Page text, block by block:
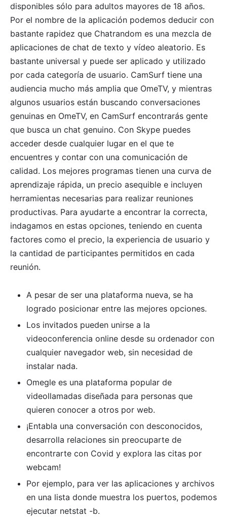
disponibles sólo para adultos mayores de 18 años.
Por el nombre de la aplicación podemos deducir con
bastante rapidez que Chatrandom es una mezcla de
aplicaciones de chat de texto y vídeo aleatorio. Es
bastante universal y puede ser aplicado y utilizado
por cada categoría de usuario. CamSurf tiene una
audiencia mucho más amplia que OmeTV, y mientras
algunos usuarios están buscando conversaciones
genuinas en OmeTV, en CamSurf encontrarás gente
que busca un chat genuino. Con Skype puedes
acceder desde cualquier lugar en el que te
encuentres y contar con una comunicación de
calidad. Los mejores programas tienen una curva de
aprendizaje rápida, un precio asequible e incluyen
herramientas necesarias para realizar reuniones
productivas. Para ayudarte a encontrar la correcta,
indagamos en estas opciones, teniendo en cuenta
factores como el precio, la experiencia de usuario y
la cantidad de participantes permitidos en cada
reunión.
A pesar de ser una plataforma nueva, se ha
logrado posicionar entre las mejores opciones.
Los invitados pueden unirse a la
videoconferencia online desde su ordenador con
cualquier navegador web, sin necesidad de
instalar nada.
Omegle es una plataforma popular de
videollamadas diseñada para personas que
quieren conocer a otros por web.
¡Entabla una conversación con desconocidos,
desarrolla relaciones sin preocuparte de
encontrarte con Covid y explora las citas por
webcam!
Por ejemplo, para ver las aplicaciones y archivos
en una lista donde muestra los puertos, podemos
ejecutar netstat -b.